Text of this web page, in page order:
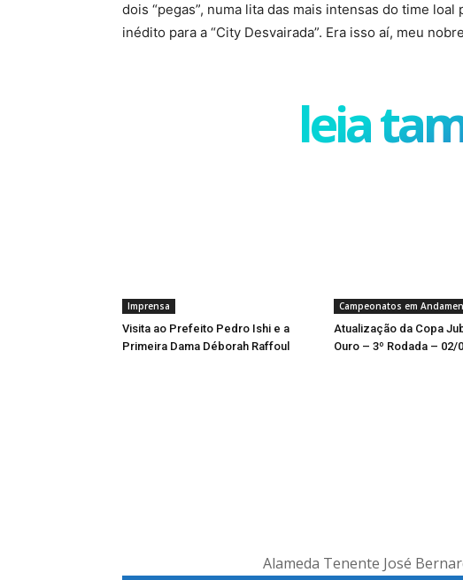
dois “pegas”, numa lita das mais intensas do time
inédito para a “City Desvairada”. Era isso aí, meu
leia
Imprensa
Visita ao Prefeito Pedro Ishi e a
Primeira Dama Déborah Raffoul
Campeonatos em
Atualização da Copa
Ouro – 3º Rodada – 02/
Alameda Tenente José